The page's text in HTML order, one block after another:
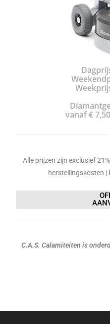
vanaf €
Alle prijzen zijn exclusief
herstellingskosten |
C.A.S. Calamiteiten is